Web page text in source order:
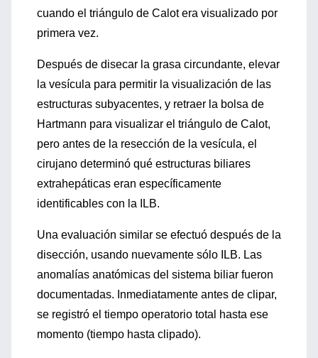
cuando el triángulo de Calot era visualizado por
primera vez.
Después de disecar la grasa circundante, elevar
la vesícula para permitir la visualización de las
estructuras subyacentes, y retraer la bolsa de
Hartmann para visualizar el triángulo de Calot,
pero antes de la resección de la vesícula, el
cirujano determinó qué estructuras biliares
extrahepáticas eran específicamente
identificables con la ILB.
Una evaluación similar se efectuó después de la
disección, usando nuevamente sólo ILB. Las
anomalías anatómicas del sistema biliar fueron
documentadas. Inmediatamente antes de clipar,
se registró el tiempo operatorio total hasta ese
momento (tiempo hasta clipado).